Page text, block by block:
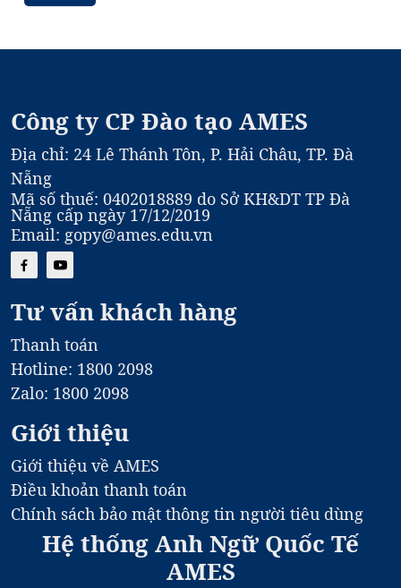
Công ty CP Đào tạo AMES
Địa chỉ: 24 Lê Thánh Tôn, P. Hải Châu, TP. Đà
Nẵng
Mã số thuế: 0402018889 do Sở KH&DT TP Đà
Nẵng cấp ngày 17/12/2019
Email: gopy@ames.edu.vn
Tư vấn khách hàng
Thanh toán
Hotline: 1800 2098
Zalo: 1800 2098
Giới thiệu
Giới thiệu về AMES
Điều khoản thanh toán
Chính sách bảo mật thông tin người tiêu dùng
Hệ thống Anh Ngữ Quốc Tế
AMES